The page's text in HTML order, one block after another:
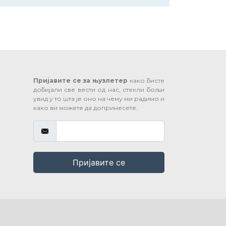
Пријавите се за њузлетер како бисте
добијали све вести од нас, стекли бољи
увид у то шта је оно на чему ми радимо и
како ви можете да допринесете.
Пријавите се